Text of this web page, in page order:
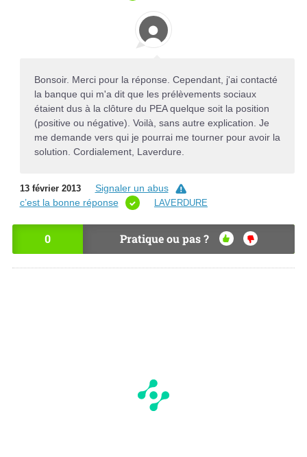
Bonsoir. Merci pour la réponse. Cependant, j'ai contacté
la banque qui m'a dit que les prélèvements sociaux
étaient dus à la clôture du PEA quelque soit la position
(positive ou négative). Voilà, sans autre explication. Je
me demande vers qui je pourrai me tourner pour avoir la
solution. Cordialement, Laverdure.
13 février 2013
Signaler un abus
c’est la bonne réponse
LAVERDURE
0 Pratique ou pas ?
OU
I
NO